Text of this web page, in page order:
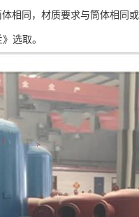
相同，材质要求与筒体相同或
选取。